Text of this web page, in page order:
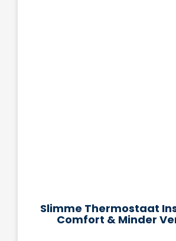
Slimme Thermostaat
Comfort & Minder